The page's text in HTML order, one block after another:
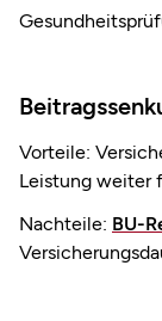
Vorteile:
Leistung weiter
Nachteile: BU-